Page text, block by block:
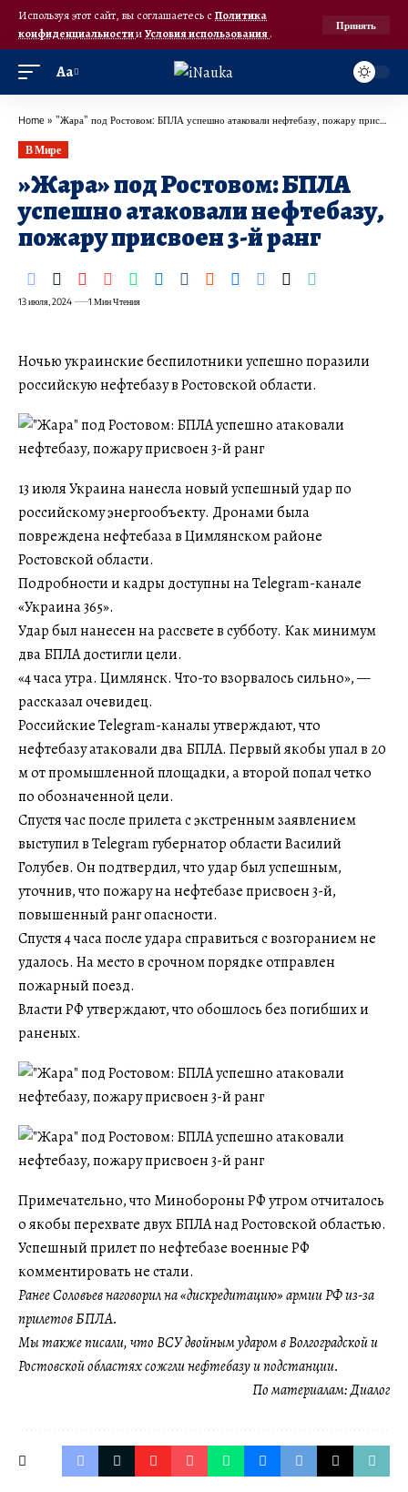
Используя этот сайт, вы соглашаетесь с Политика
конфиденциальностииУсловия использования.
Принять
Аа
Home » ​”Жара” под Ростовом: БПЛА успешно атаковали нефтебазу, пожару присвоен 3-й ранг
В Мире
​»Жара» под Ростовом: БПЛА
успешно атаковали нефтебазу,
пожару присвоен 3-й ранг
13 июля, 2024 1 Мин Чтения
Ночью украинские беспилотники успешно поразили
российскую нефтебазу в Ростовской области.
13 июля Украина нанесла новый успешный удар по
российскому энергообъекту. Дронами была
повреждена нефтебаза в Цимлянском районе
Ростовской области.
Подробности и кадры доступны на Telegram-канале
«Украина 365».
Удар был нанесен на рассвете в субботу. Как минимум
два БПЛА достигли цели.
«4 часа утра. Цимлянск. Что-то взорвалось сильно», —
рассказал очевидец.
Российские Telegram-каналы утверждают, что
нефтебазу атаковали два БПЛА. Первый якобы упал в 20
м от промышленной площадки, а второй попал четко
по обозначенной цели.
Спустя час после прилета с экстренным заявлением
выступил в Telegram губернатор области Василий
Голубев. Он подтвердил, что удар был успешным,
уточнив, что пожару на нефтебазе присвоен 3-й,
повышенный ранг опасности.
Спустя 4 часа после удара справиться с возгоранием не
удалось. На место в срочном порядке отправлен
пожарный поезд.
Власти РФ утверждают, что обошлось без погибших и
раненых.
Примечательно, что Минобороны РФ утром отчиталось
о якобы перехвате двух БПЛА над Ростовской областью.
Успешный прилет по нефтебазе военные РФ
комментировать не стали.
Ранее Соловьев наговорил на «дискредитацию» армии РФ из-за
прилетов БПЛА.
Мы также писали, что ВСУ двойным ударом в Волгоградской и
Ростовской областях сожгли нефтебазу и подстанции.
По материалам:Диалог